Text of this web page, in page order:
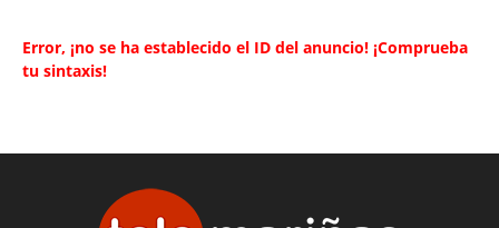
Error, ¡no se ha establecido el ID del anuncio! ¡Comprueba
tu sintaxis!